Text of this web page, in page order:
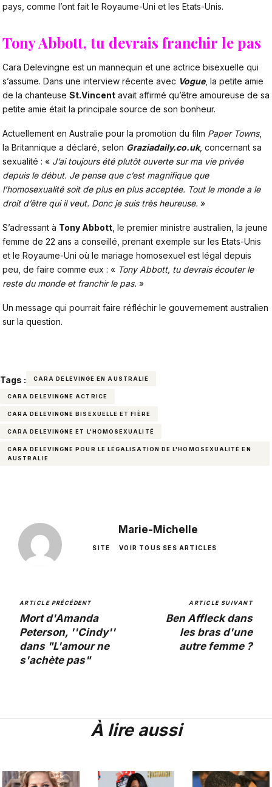
pays, comme l’ont fait le Royaume-Uni et les Etats-Unis.
Tony Abbott, tu devrais franchir le pas
Cara Delevingne est un mannequin et une actrice bisexuelle qui
s’assume. Dans une interview récente avec Vogue, la petite amie
de la chanteuse St.Vincent avait affirmé qu’être amoureuse de sa
petite amie était la principale source de son bonheur.
Actuellement en Australie pour la promotion du film Paper Towns,
la Britannique a déclaré, selon Graziadaily.co.uk, concernant sa
sexualité : « J’ai toujours été plutôt ouverte sur ma vie privée
depuis le début. Je pense que c’est magnifique que
l’homosexualité soit de plus en plus acceptée. Tout le monde a le
droit d’être qui il veut. Donc je suis très heureuse. »
S’adressant à Tony Abbott , le premier ministre australien, la jeune
femme de 22 ans a conseillé, prenant exemple sur les Etats-Unis
et le Royaume-Uni où le mariage homosexuel est légal depuis
peu, de faire comme eux : « Tony Abbott, tu devrais écouter le
reste du monde et franchir le pas. »
Un message qui pourrait faire réfléchir le gouvernement australien
sur la question.
Tags : CARA DELEVINGE EN AUSTRALIE
CARA DELEVINGNE ACTRICE
CARA DELEVINGNE BISEXUELLE ET FIÈRE
CARA DELEVINGNE ET L'HOMOSEXUALITÉ
CARA DELEVINGNE POUR LE LÉGALISATION DE L'HOMOSEXUALITÉ EN
AUSTRALIE
Marie-Michelle
SITE VOIR TOUS SES ARTICLES
ARTICLE PRÉCÉDENT
Mort d'Amanda
Peterson, ''Cindy''
dans "L'amour ne
s'achète pas"
ARTICLE SUIVANT
Ben Affleck dans
les bras d'une
autre femme ?
À lire aussi